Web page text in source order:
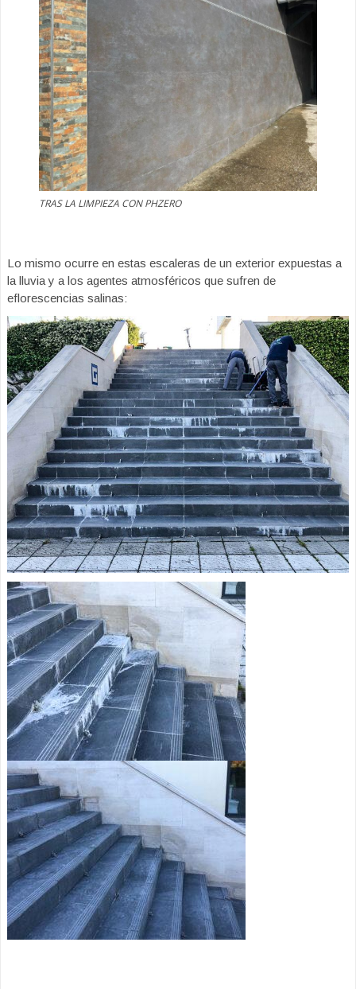
TRAS LA LIMPIEZA CON PHZERO
Lo mismo ocurre en estas escaleras de un exterior expuestas a
la lluvia y a los agentes atmosféricos que sufren de
eflorescencias salinas: